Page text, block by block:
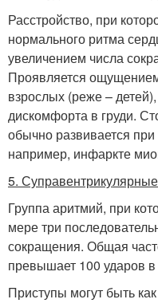
Расстройство, при
нормального ритма
увеличением числа
Проявляется
взрослых (реже –
дискомфорта в груди.
обычно развивается
например, инфаркте
5.
Группа аритмий, при
мере три
сокращения. Общая
превышает 100 ударов в
Приступы могут быть